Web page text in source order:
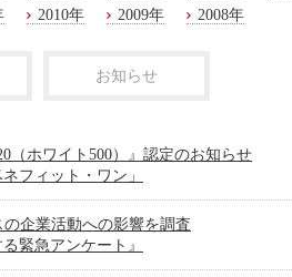
2010年 2009年 2008年
お知らせ
（ホワイト500）』認定のお知らせ
フィット・ワン」
企業活動への影響を調査
緊急アンケート』